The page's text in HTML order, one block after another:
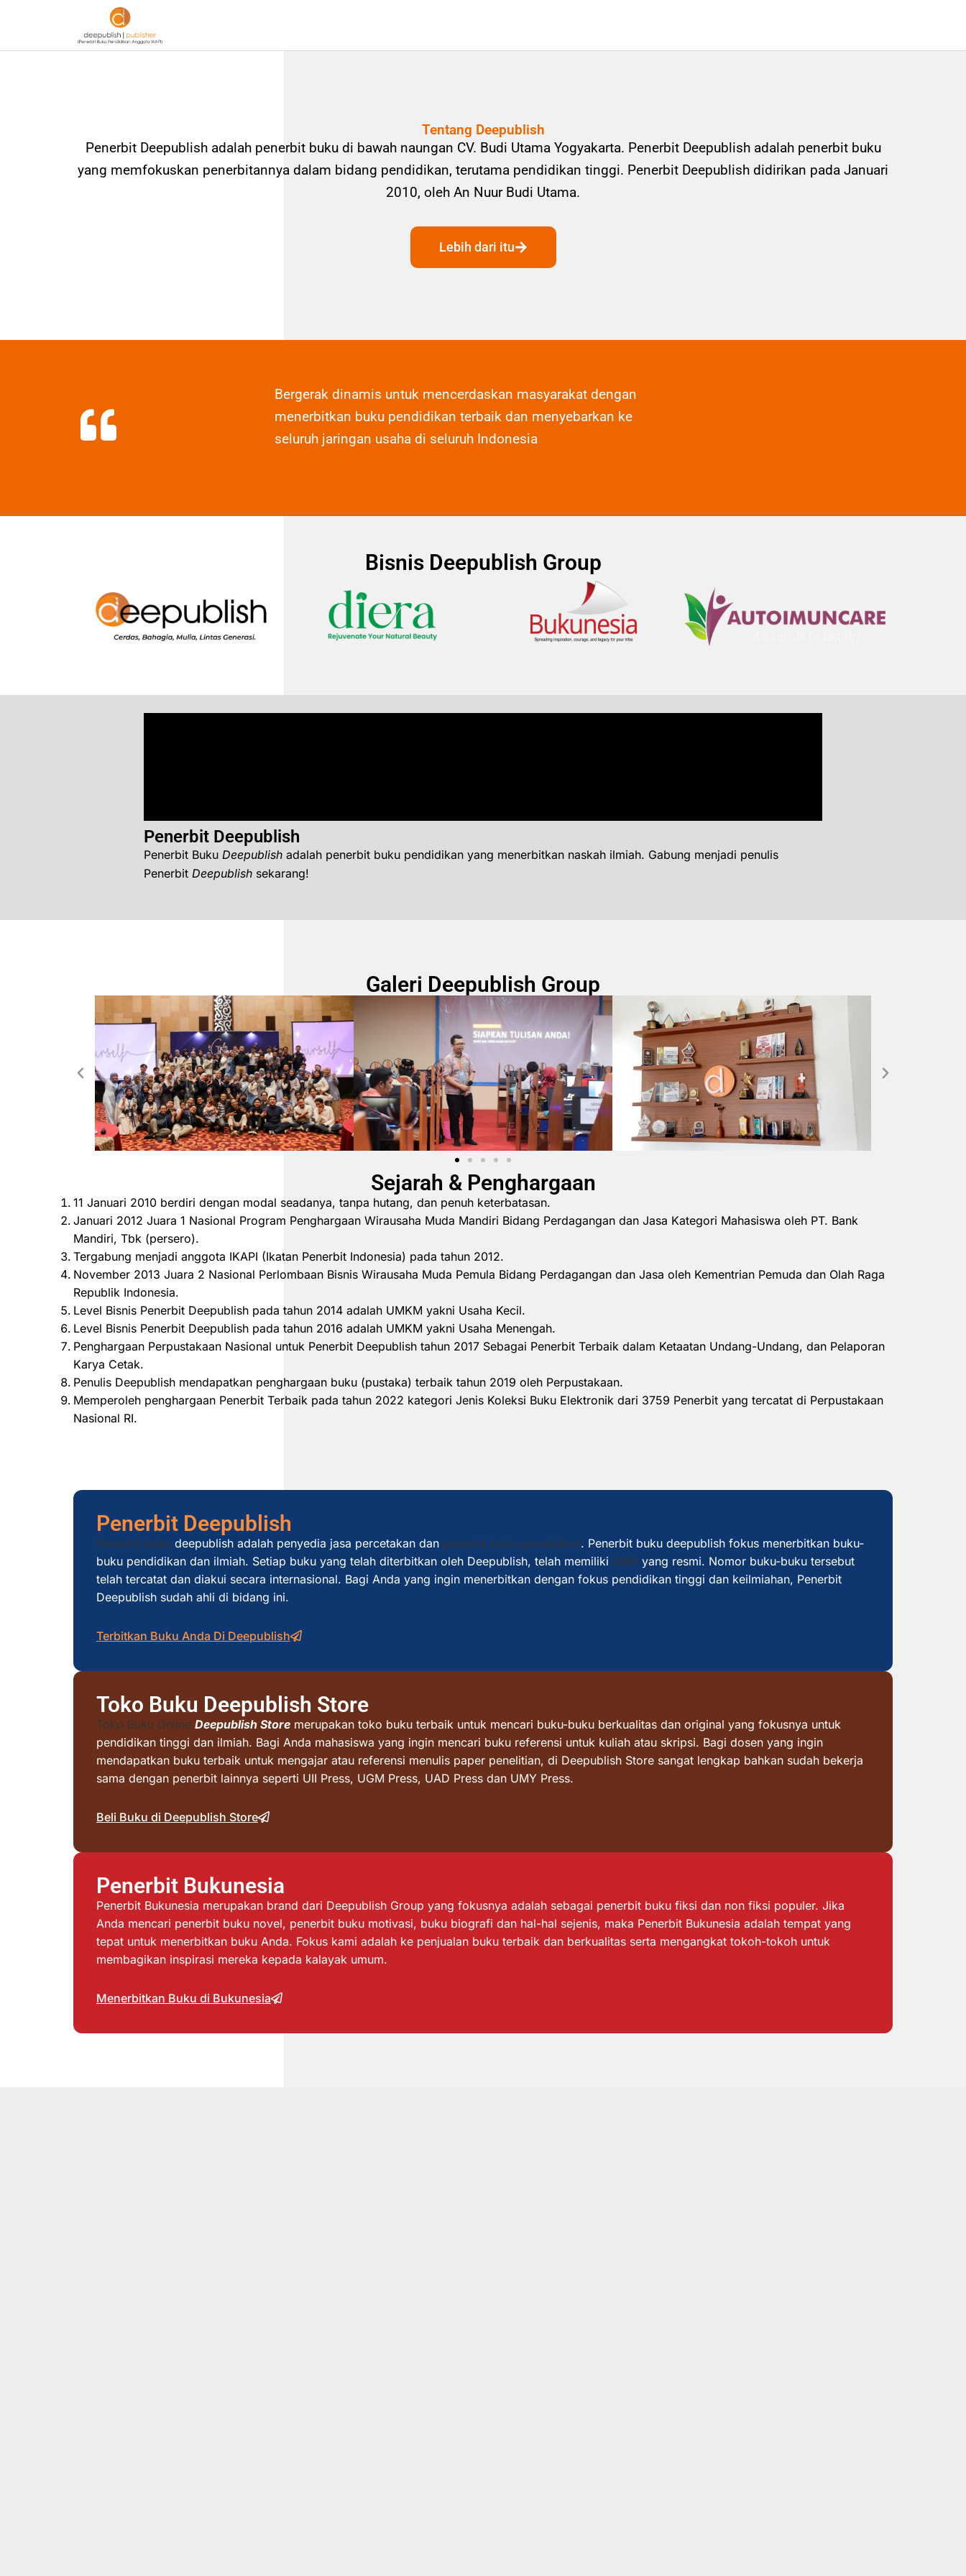
Tentang Deepublish
Penerbit Deepublish adalah penerbit buku di bawah naungan CV. Budi Utama Yogyakarta. Penerbit Deepublish adalah penerbit buku
yang memfokuskan penerbitannya dalam bidang pendidikan, terutama pendidikan tinggi. Penerbit Deepublish didirikan pada Januari
2010, oleh An Nuur Budi Utama.
Lebih dari itu
Bergerak dinamis untuk mencerdaskan masyarakat dengan
menerbitkan buku pendidikan terbaik dan menyebarkan ke
seluruh jaringan usaha di seluruh Indonesia
Bisnis Deepublish Group
Penerbit Deepublish
Penerbit Buku Deepublish adalah penerbit buku pendidikan yang menerbitkan naskah ilmiah. Gabung menjadi penulis
Penerbit Deepublish sekarang!
Galeri Deepublish Group
Sejarah & Penghargaan
11 Januari 2010 berdiri dengan modal seadanya, tanpa hutang, dan penuh keterbatasan.
Januari 2012 Juara 1 Nasional Program Penghargaan Wirausaha Muda Mandiri Bidang Perdagangan dan Jasa Kategori Mahasiswa oleh PT. Bank
Mandiri, Tbk (persero).
Tergabung menjadi anggota IKAPI (Ikatan Penerbit Indonesia) pada tahun 2012.
November 2013 Juara 2 Nasional Perlombaan Bisnis Wirausaha Muda Pemula Bidang Perdagangan dan Jasa oleh Kementrian Pemuda dan Olah Raga
Republik Indonesia.
Level Bisnis Penerbit Deepublish pada tahun 2014 adalah UMKM yakni Usaha Kecil.
Level Bisnis Penerbit Deepublish pada tahun 2016 adalah UMKM yakni Usaha Menengah.
Penghargaan Perpustakaan Nasional untuk Penerbit Deepublish tahun 2017 Sebagai Penerbit Terbaik dalam Ketaatan Undang-Undang, dan Pelaporan
Karya Cetak.
Penulis Deepublish mendapatkan penghargaan buku (pustaka) terbaik tahun 2019 oleh Perpustakaan.
Memperoleh penghargaan Penerbit Terbaik pada tahun 2022 kategori Jenis Koleksi Buku Elektronik dari 3759 Penerbit yang tercatat di Perpustakaan
Nasional RI.
Penerbit Deepublish
Penerbit buku deepublish adalah penyedia jasa percetakan dan penerbit buku pendidikan. Penerbit buku deepublish fokus menerbitkan buku-
buku pendidikan dan ilmiah. Setiap buku yang telah diterbitkan oleh Deepublish, telah memiliki ISBN yang resmi. Nomor buku-buku tersebut
telah tercatat dan diakui secara internasional. Bagi Anda yang ingin menerbitkan dengan fokus pendidikan tinggi dan keilmiahan, Penerbit
Deepublish sudah ahli di bidang ini.
Terbitkan Buku Anda Di Deepublish
Toko Buku Deepublish Store
Toko Buku Online Deepublish Store merupakan toko buku terbaik untuk mencari buku-buku berkualitas dan original yang fokusnya untuk
pendidikan tinggi dan ilmiah. Bagi Anda mahasiswa yang ingin mencari buku referensi untuk kuliah atau skripsi. Bagi dosen yang ingin
mendapatkan buku terbaik untuk mengajar atau referensi menulis paper penelitian, di Deepublish Store sangat lengkap bahkan sudah bekerja
sama dengan penerbit lainnya seperti UII Press, UGM Press, UAD Press dan UMY Press.
Beli Buku di Deepublish Store
Penerbit Bukunesia
Penerbit Bukunesia merupakan brand dari Deepublish Group yang fokusnya adalah sebagai penerbit buku fiksi dan non fiksi populer. Jika
Anda mencari penerbit buku novel, penerbit buku motivasi, buku biografi dan hal-hal sejenis, maka Penerbit Bukunesia adalah tempat yang
tepat untuk menerbitkan buku Anda. Fokus kami adalah ke penjualan buku terbaik dan berkualitas serta mengangkat tokoh-tokoh untuk
membagikan inspirasi mereka kepada kalayak umum.
Menerbitkan Buku di Bukunesia